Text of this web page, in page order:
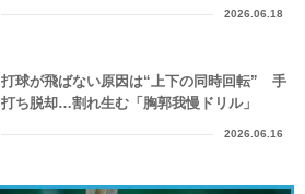
2026.06.18
打球が飛ばない原因は“上下の同時回転” 手
打ち脱却…割れ生む「胸郭我慢ドリル」
2026.06.16